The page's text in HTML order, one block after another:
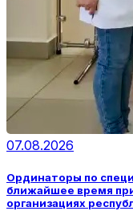
07.08.2026
Ординаторы по
ближайшее время
организациях